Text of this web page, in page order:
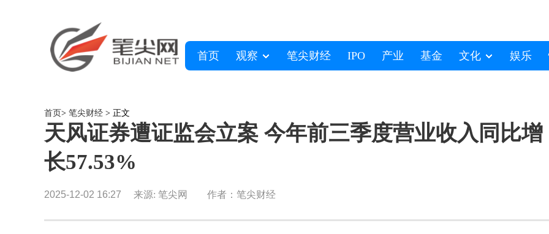
首页 观察 笔尖财经 IPO 产业 基金 文化 娱乐
首页> 笔尖财经 > 正文
天风证券遭证监会立案 今年前三季度营业收入同比增
长57.53%
2025-12-02 16:27 来源: 笔尖网 作者：笔尖财经